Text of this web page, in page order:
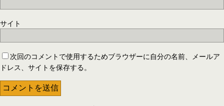
サイト
次回のコメントで使用するためブラウザーに自分の名前、メールア
ドレス、サイトを保存する。